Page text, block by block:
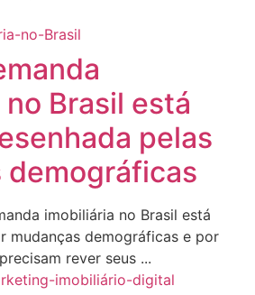
Brasil está
pelas
demográficas
imobiliária no Brasil está
mudanças demográficas e por
rever seus ...